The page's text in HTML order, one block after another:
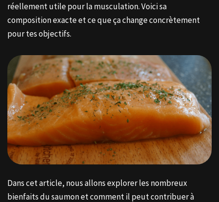
réellement utile pour la musculation. Voici sa
composition exacte et ce que ça change concrètement
pour tes objectifs.
Dans cet article, nous allons explorer les nombreux
bienfaits du saumon et comment il peut contribuer à